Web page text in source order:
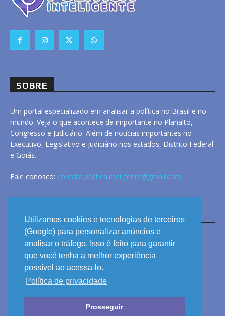
Utilizamos cookies e tecnologias de terceiros
(Google) para personalizar anúncios e
analisar o tráfego. Isso é feito para garantir
que você tenha a melhor experiência
possível ao acessa-lo.
Política de privacidade
Prosseguir
SOBRE
Um portal especializado em analisar a política no Brasil e no
mundo. Veja o que acontece de importante no Planalto,
Congresso e Judiciário. Além de notícias importantes no
Executivo, Legislativo e Judiciário nos estados, Distrito Federal
e Goiás.
Fale conosco: contato.politicainteligente@gmail.com
LINKS
ANUNCIE
PRIVACIDADE
CONTATO